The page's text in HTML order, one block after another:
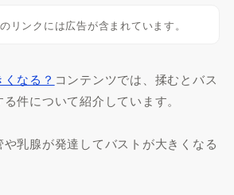
リンクには広告が含まれています。
なる？ コンテンツでは、揉むとバス
件について紹介しています。
乳腺が発達してバストが大きくなる